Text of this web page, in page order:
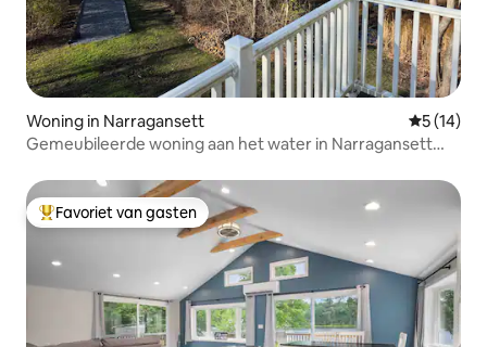
Woning in Narragansett
5 (14)
Gemeubileerde woning aan het water in Narragansett
Topfavoriet van gasten
Favoriet van gasten